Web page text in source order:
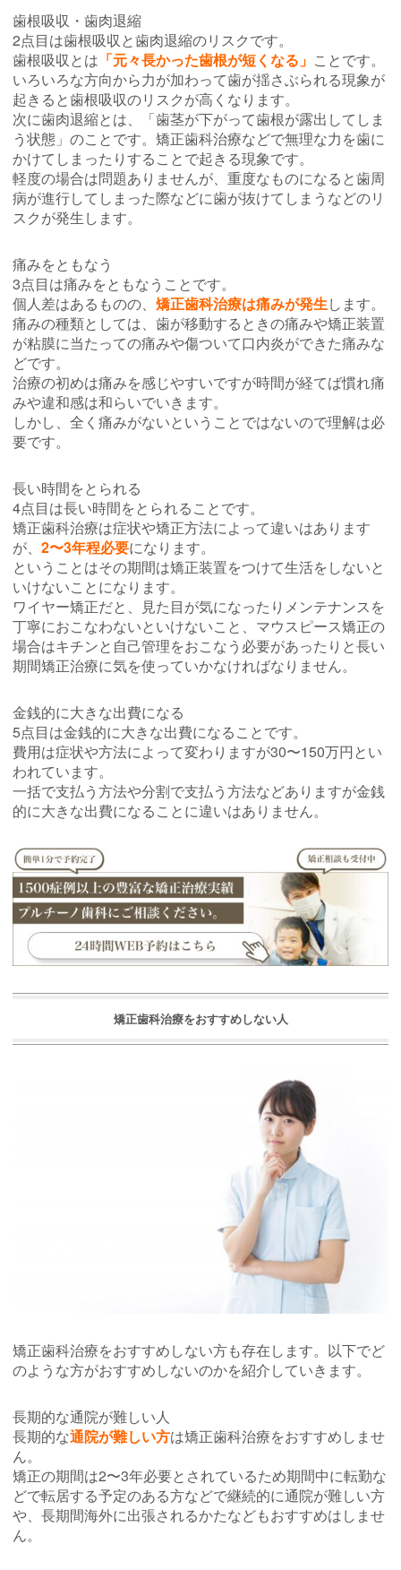
歯根吸収・歯肉退縮
2点目は歯根吸収と歯肉退縮のリスクです。
歯根吸収とは 「元々長かった歯根が短くなる」 ことです。
いろいろな方向から力が加わって歯が揺さぶられる現象が
起きると歯根吸収のリスクが高くなります。
次に歯肉退縮とは、「歯茎が下がって歯根が露出してしま
う状態」のことです。矯正歯科治療などで無理な力を歯に
かけてしまったりすることで起きる現象です。
軽度の場合は問題ありませんが、重度なものになると歯周
病が進行してしまった際などに歯が抜けてしまうなどのリ
スクが発生します。
痛みをともなう
3点目は痛みをともなうことです。
個人差はあるものの、 矯正歯科治療は痛みが発生します。
痛みの種類としては、歯が移動するときの痛みや矯正装置
が粘膜に当たっての痛みや傷ついて口内炎ができた痛みな
どです。
治療の初めは痛みを感じやすいですが時間が経てば慣れ痛
みや違和感は和らいでいきます。
しかし、全く痛みがないということではないので理解は必
要です。
長い時間をとられる
4点目は長い時間をとられることです。
矯正歯科治療は症状や矯正方法によって違いはあります
が、 2〜3年程必要になります。
ということはその期間は矯正装置をつけて生活をしないと
いけないことになります。
ワイヤー矯正だと、見た目が気になったりメンテナンスを
丁寧におこなわないといけないこと、マウスピース矯正の
場合はキチンと自己管理をおこなう必要があったりと長い
期間矯正治療に気を使っていかなければなりません。
金銭的に大きな出費になる
5点目は金銭的に大きな出費になることです。
費用は症状や方法によって変わりますが30〜150万円とい
われています。
一括で支払う方法や分割で支払う方法などありますが金銭
的に大きな出費になることに違いはありません。
矯正歯科治療をおすすめしない人
矯正歯科治療をおすすめしない方も存在します。以下でど
のような方がおすすめしないのかを紹介していきます。
長期的な通院が難しい人
長期的な通院が難しい方は矯正歯科治療をおすすめしませ
ん。
矯正の期間は2〜3年必要とされているため期間中に転勤な
どで転居する予定のある方などで継続的に通院が難しい方
や、長期間海外に出張されるかたなどもおすすめはしませ
ん。